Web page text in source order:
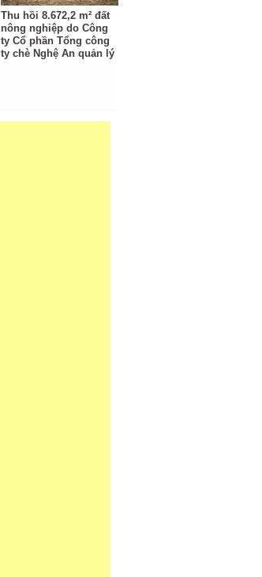
Thu hồi 8.672,2 m² đất
nông nghiệp do Công
ty Cổ phần Tổng công
ty chè Nghệ An quản lý